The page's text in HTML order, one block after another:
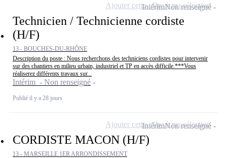
Technicien / Technicienne cordiste
(H/F)
13 - BOUCHES-DU-RHÔNE
Description du poste : Nous recherchons des techniciens cordistes pour intervenir
sur des chantiers en milieu urbain, industriel et TP en accès difficile.***Vous
réaliserez différents travaux sur...
Intérim - Non renseigné
Publié il y a 28 jours
IntérimNon renseigné
Ajouter cette offre à ma sélection
CORDISTE MACON (H/F)
13 - MARSEILLE 1ER ARRONDISSEMENT
IntérimNon renseigné
Ajouter cette offre à ma sélection